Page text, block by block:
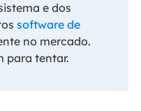
e dos
software de
no mercado.
para tentar.